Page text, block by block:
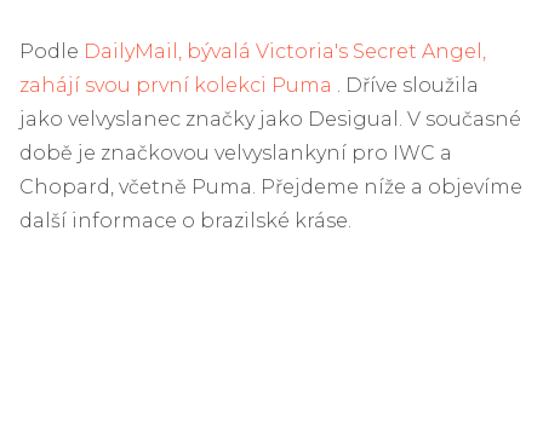
Podle DailyMail, bývalá Victoria's Secret Angel,
zahájí svou první kolekci Puma
. Dříve sloužila
jako velvyslanec značky jako Desigual. V současné
době je značkovou velvyslankyní pro IWC a
Chopard, včetně Puma. Přejdeme níže a objevíme
další informace o brazilské kráse.